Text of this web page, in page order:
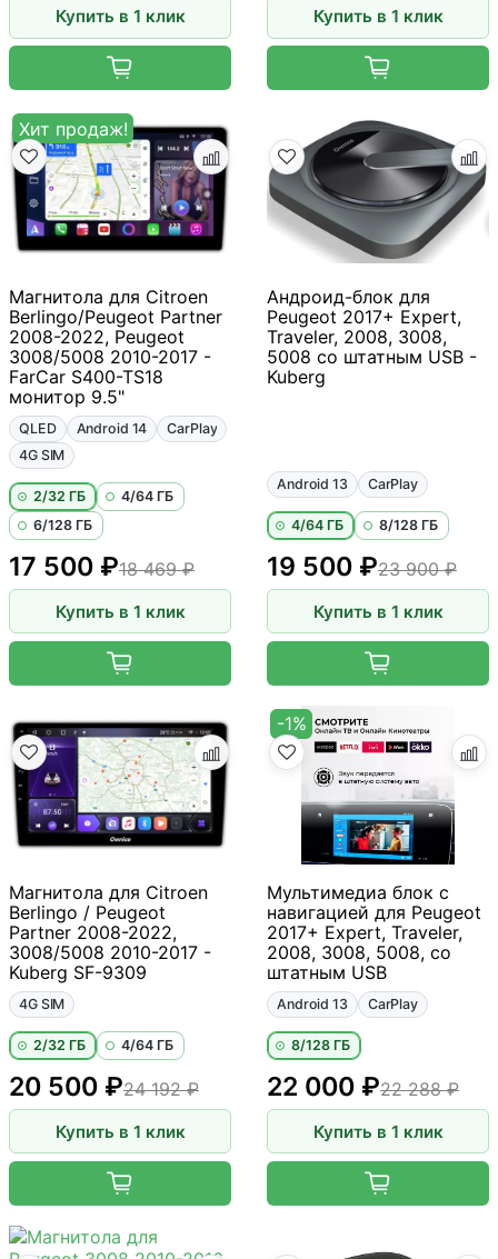
Купить в 1 клик Купить в 1 клик
Хит продаж!
Магнитола для Citroen
Berlingo/Peugeot Partner
2008-2022, Peugeot
3008/5008 2010-2017 -
FarCar S400-TS18
монитор 9.5"
QLED Android 14
CarPlay
4G SIM
2/32 ГБ
4/64 ГБ
6/128 ГБ
17 500 ₽18 469 ₽
Купить в 1 клик
Андроид-блок для
Peugeot 2017+ Expert,
Traveler, 2008, 3008,
5008 со штатным USB -
Kuberg
Android 13 CarPlay
4/64 ГБ 8/128 ГБ
19 500 ₽23 900 ₽
Купить в 1 клик
Магнитола для Citroen
Berlingo / Peugeot
Partner 2008-2022,
3008/5008 2010-2017 -
Kuberg SF-9309
4G SIM
2/32 ГБ 4/64 ГБ
20 500 ₽24 192 ₽
Купить в 1 клик
-1%
Мультимедиа блок с
навигацией для Peugeot
2017+ Expert, Traveler,
2008, 3008, 5008, со
штатным USB
Android 13 CarPlay
8/128 ГБ
22 288 ₽
22 000 ₽
Купить в 1 клик